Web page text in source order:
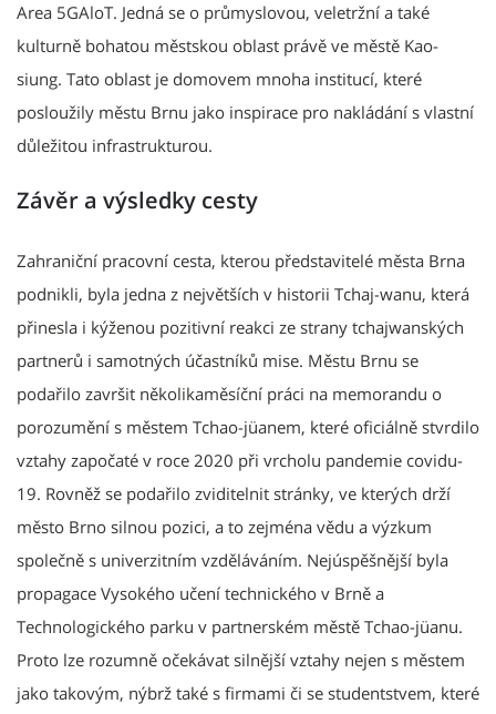
Area 5GAloT. Jedná se o průmyslovou, veletržní a také
kulturně bohatou městskou oblast právě ve městě Kao-
siung. Tato oblast je domovem mnoha institucí, které
posloužily městu Brnu jako inspirace pro nakládání s vlastní
důležitou infrastrukturou.
Závěr a výsledky cesty
Zahraniční pracovní cesta, kterou představitelé města Brna
podnikli, byla jedna z největších v historii Tchaj-wanu, která
přinesla i kýženou pozitivní reakci ze strany tchajwanských
partnerů i samotných účastníků mise. Městu Brnu se
podařilo završit několikaměsíční práci na memorandu o
porozumění s městem Tchao-jüanem, které oficiálně stvrdilo
vztahy započaté v roce 2020 při vrcholu pandemie covidu-
19. Rovněž se podařilo zviditelnit stránky, ve kterých drží
město Brno silnou pozici, a to zejména vědu a výzkum
společně s univerzitním vzděláváním. Nejúspěšnější byla
propagace Vysokého učení technického v Brně a
Technologického parku v partnerském městě Tchao-jüanu.
Proto lze rozumně očekávat silnější vztahy nejen s městem
jako takovým, nýbrž také s firmami či se studentstvem, které